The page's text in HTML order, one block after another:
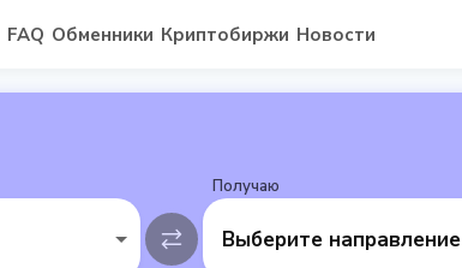
FAQ Обменники Криптобиржи Новости
Получаю
Выберите направление